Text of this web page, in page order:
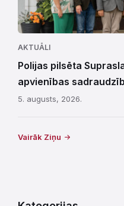
AKTUĀLI
Polijas pilsēta
apvienības
5. augusts, 2026.
Vairāk Ziņu